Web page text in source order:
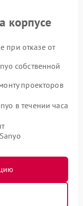
корпусе
при отказе от
собственной
проекторов
в течении часа